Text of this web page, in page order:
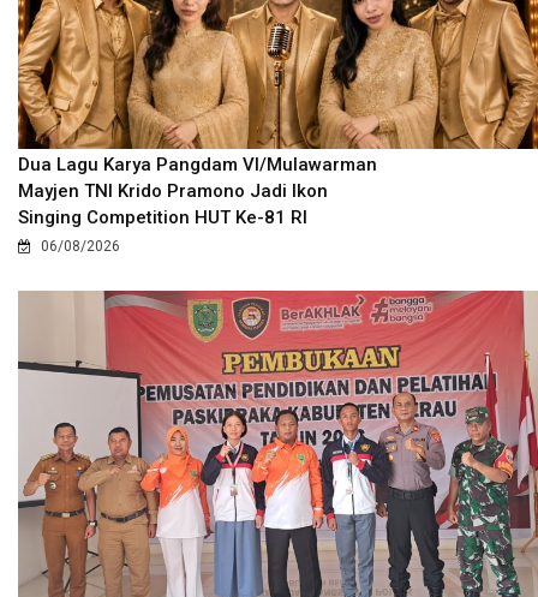
Dua Lagu Karya Pangdam VI/Mulawarman
Mayjen TNI Krido Pramono Jadi Ikon
Singing Competition HUT Ke-81 RI
06/08/2026